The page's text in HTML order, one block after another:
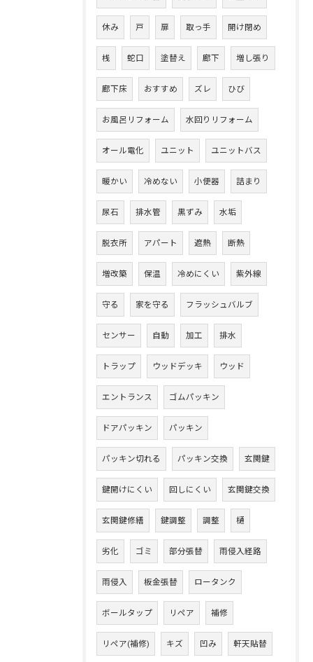
休み 戸 扉 取っ手 開け閉め
桟 蛇口 塗替え 廊下 増し張り
廊下床 おすすめ ズレ ひび
お風呂リフォーム 水回りリフォーム
オール電化 ユニット ユニットバス
暖かい 冷めない 小便器 詰まり
尿石 排水管 黒ずみ 水垢
脱衣所 アパート 遮熱 断熱
増改築 保温 冷めにくい 紫外線
守る 家を守る フラッシュバルブ
センサー 自動 加工 排水
トラップ ウッドデッキ ウッド
エントランス ゴムパッキン
ドアパッキン パッキン
パッキン切れる パッキン交換 玄関鍵
鍵開けにくい 回しにくい 玄関鍵交換
玄関鍵修繕 鍵調整 調整 樋
劣化 ゴミ 部分張替 雨侵入経路
雨侵入 板金張替 ロータンク
ボールタップ リペア 補修
リペア(補修) キズ 凹み 軒天貼替